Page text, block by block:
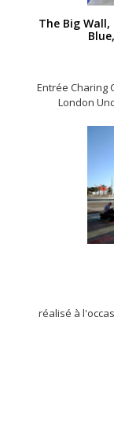
The Big
Entrée Charing
London
réalisé à